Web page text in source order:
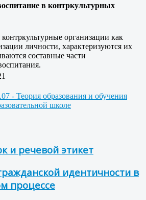
в контркультурных
организации как
личности, характеризуются их
составные части
- Теория образования и обучения
школе
и речевой этикет
идентичности в
процессе